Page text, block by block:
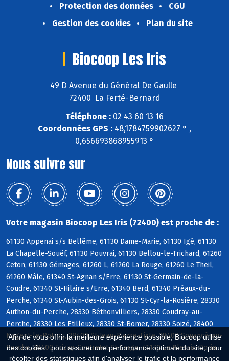
Afin de vous offrir la meilleure expérience possible, Biocoop utilise
des cookies : pour assurer une performance optimale du site, pour
récolter des statistiques afin d'analyser le trafic et la performance
Protection des données
CGU
Gestion des cookies
Plan du site
Biocoop Les Iris
49 D Avenue du Général De Gaulle
72400 La Ferté-Bernard
Téléphone : 02 43 60 13 16
Coordonnées GPS : 48,1784759902627 ° ,
0,656693868955913 °
Nous suivre sur
Votre magasin Biocoop Les Iris (72400) est proche de :
61130 Appenai s/s Bellême, 61130 Dame-Marie, 61130 Igé, 61130
La Chapelle-Souëf, 61130 Pouvrai, 61130 Bellou-le-Trichard, 61260
Ceton, 61130 Gémages, 61260 L, 61260 La Rouge, 61260 Le Theil,
61260 Mâle, 61340 St-Agnan s/Erre, 61130 St-Germain-de-la-
Coudre, 61340 St-Hilaire s/Erre, 61340 Berd, 61340 Préaux-du-
Perche, 61340 St-Aubin-des-Grois, 61130 St-Cyr-la-Rosière, 28330
Authon-du-Perche, 28330 Béthonvilliers, 28330 Coudray-au-
Perche, 28330 Les Etilleux, 28330 St-Bomer, 28330 Soizé, 28400
Nogent-le-Rotrou, 28400 St-Jean-Pierre-Fixte, 28400 Souancé-au-
Perche, 28400 Trizay-Coutretot-St-Serge, 41170 Le Plessis-Dorin